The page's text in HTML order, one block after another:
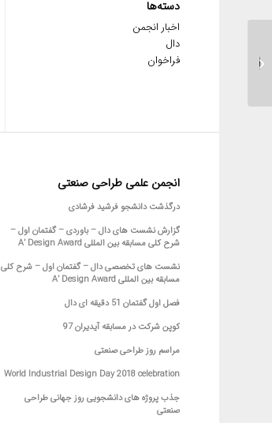
دسته‌ها
اخبار انجمن
دال
فراخوان
انجمن علمی طراحی صنعتی
درگذشت دانشجو فرشید فرشادی
گزارش نشست های دال – باوردی – گفتمان اول –
شرح کلی مسابقه بین المللی A’ Design Award
نشست های تخصصی دال – گفتمان اول – شرح کلی
مسابقه بین المللی A’ Design Award
فصل اول گفتمان 51 دقیقه ای دال
کوپن شرکت در مسابقه آیدیران 97
مراسم روز طراحی صنعتی
World Industrial Design Day 2018 celebration
جذب پروژه های دانشجویی روز جهانی طراحی
صنعتی
مبانی نحوه ی ارائه